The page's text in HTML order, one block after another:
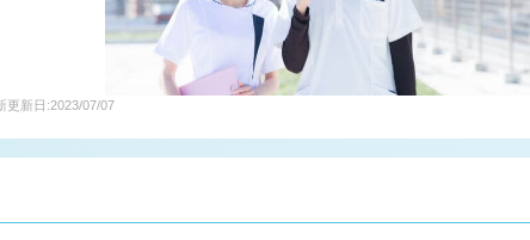
更新日:2023/07/07